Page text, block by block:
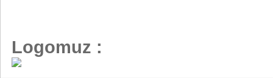
Logomuz :